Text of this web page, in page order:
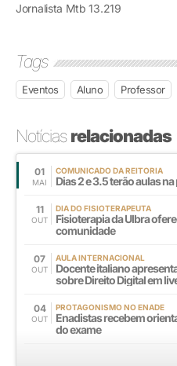
Jornalista Mtb 13.219
Tags
Eventos Aluno Professor
Notíciasrelacionadas
01
MAI
COMUNICADO DA REITORIA
Dias 2 e 3.5 terão aulas
11
OUT
DIA DO FISIOTERAPEUTA
Fisioterapia da Ulbra
comunidade
07
OUT
AULA INTERNACIONAL
Docente italiano
sobre Direito Digital em
04
OUT
PROTAGONISMO NO ENADE
Enadistas recebem
do exame